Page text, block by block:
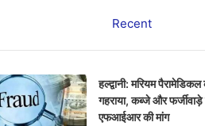
Recent
हल्द्वानी: मरियम
गहराया, कब्जे और
एफआईआर की मांग